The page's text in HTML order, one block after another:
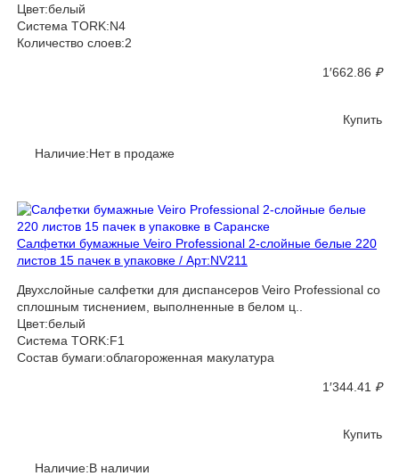
Цвет:белый
Система TORK:N4
Количество слоев:2
1′662.86₽
Купить
Наличие:Нет в продаже
Салфетки бумажные Veiro Professional 2-слойные белые 220
листов 15 пачек в упаковке / Арт:NV211
Двухслойные салфетки для диспансеров Veiro Professional со
сплошным тиснением, выполненные в белом ц..
Цвет:белый
Система TORK:F1
Состав бумаги:облагороженная макулатура
1′344.41₽
Купить
Наличие:В наличии